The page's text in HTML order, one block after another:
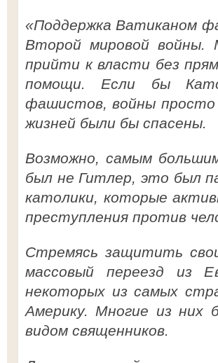
«Поддержка Ватиканом
Второй мировой войны.
прийти к власти без
помощи. Если бы
фашистов, войны просто
жизней были бы спасены.
Возможно, самым
был не Гитлер, это был
католики, которые
преступления против
Стремясь защитить
массовый переезд из
некоторых из самых
Америку. Многие из них
видом священников.